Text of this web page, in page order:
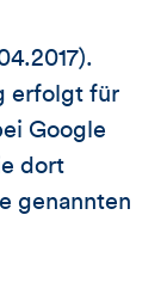
erfolgt für
Google
dort
genannten